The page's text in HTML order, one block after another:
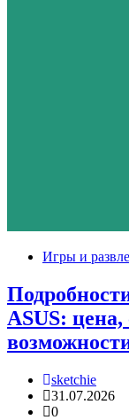
Игры и
ASUS:
sketchie
31.07.2026
0